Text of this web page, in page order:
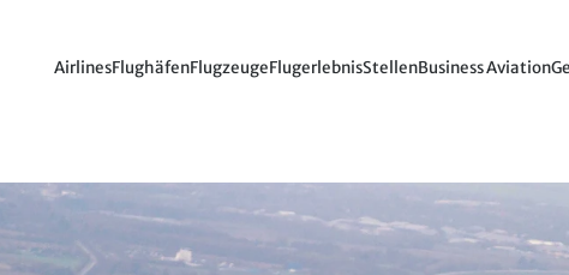
AirlinesFlughäfenFlugzeugeFlugerlebnisStellenBusiness Aviation